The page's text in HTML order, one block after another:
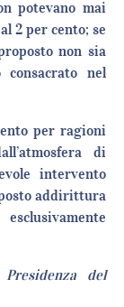
potevano mai
2 per cento; se
non sia
nel
per ragioni
di
intervento
addirittura
del